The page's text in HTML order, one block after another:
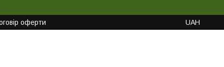
оферти UAH